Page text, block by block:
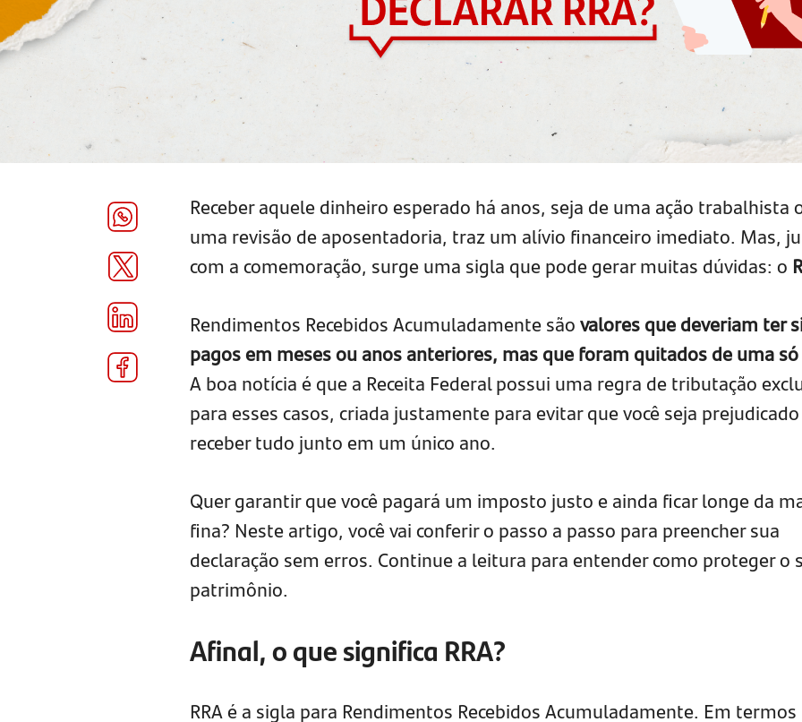
Receber aquele dinheiro esperado há anos, seja de uma ação trabalhista
uma revisão de aposentadoria, traz um alívio financeiro imediato. Mas,
com a comemoração, surge uma sigla que pode gerar muitas dúvidas: o
Rendimentos Recebidos Acumuladamente sãovalores que deveriam ter
pagos em meses ou anos anteriores, mas que foram quitados de uma
A boa notícia é que a Receita Federal possui uma regra de tributação
para esses casos, criada justamente para evitar que você seja
receber tudo junto em um único ano.
Quer garantir que você pagará um imposto justo e ainda ficar longe da
fina? Neste artigo, você vai conferir o passo a passo para preencher sua
declaração sem erros. Continue a leitura para entender como proteger o
patrimônio.
Afinal, o que significa RRA?
RRA é a sigla para Rendimentos Recebidos Acumuladamente. Em termos